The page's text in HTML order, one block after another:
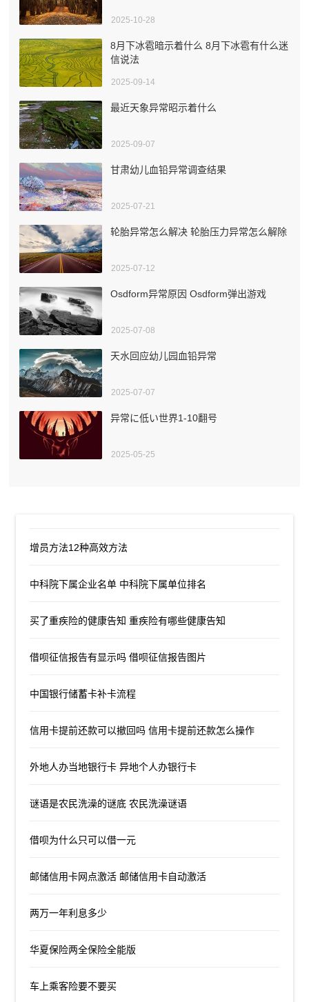
2025-10-28
8月下冰雹暗示着什么 8月下冰雹有什么迷
信说法
2025-09-14
最近天象异常昭示着什么
2025-09-07
甘肃幼儿血铅异常调查结果
2025-07-21
轮胎异常怎么解决 轮胎压力异常怎么解除
2025-07-12
Osdform异常原因 Osdform弹出游戏
2025-07-08
天水回应幼儿园血铅异常
2025-07-07
异常に低い世界1-10翻号
2025-05-25
增员方法12种高效方法
中科院下属企业名单 中科院下属单位排名
买了重疾险的健康告知 重疾险有哪些健康告知
借呗征信报告有显示吗 借呗征信报告图片
中国银行储蓄卡补卡流程
信用卡提前还款可以撤回吗 信用卡提前还款怎么操作
外地人办当地银行卡 异地个人办银行卡
谜语是农民洗澡的谜底 农民洗澡谜语
借呗为什么只可以借一元
邮储信用卡网点激活 邮储信用卡自动激活
两万一年利息多少
华夏保险两全保险全能版
车上乘客险要不要买